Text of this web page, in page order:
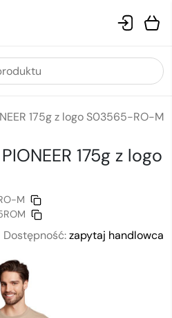
175g z logo S03565-RO-M
175g z logo
M
Dostępność:zapytaj handlowca